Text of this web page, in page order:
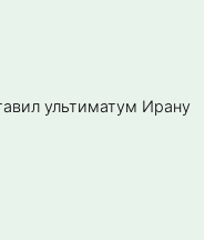
ультиматум Ирану